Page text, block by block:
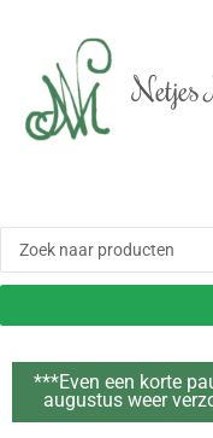
inhoud
Zoeken
...
***Even een korte
augustus weer